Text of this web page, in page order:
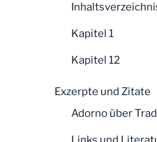
Kapitel 1
Kapitel 12
Exzerpte und Zitate
Adorno über